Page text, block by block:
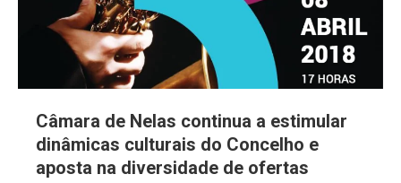
Câmara de Nelas continua a estimular
dinâmicas culturais do Concelho e
aposta na diversidade de ofertas